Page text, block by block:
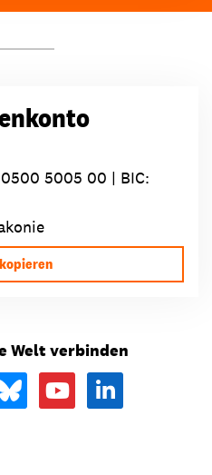
0500 5005 00 | BIC:
Welt verbinden